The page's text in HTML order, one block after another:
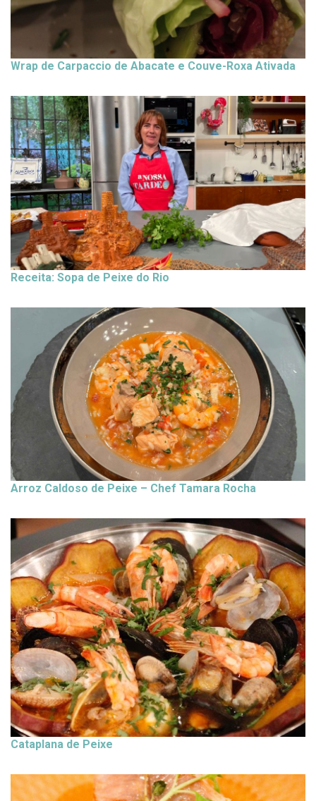
Wrap de Carpaccio de Abacate e Couve-Roxa Ativada
Receita: Sopa de Peixe do Rio
Arroz Caldoso de Peixe – Chef Tamara Rocha
Cataplana de Peixe